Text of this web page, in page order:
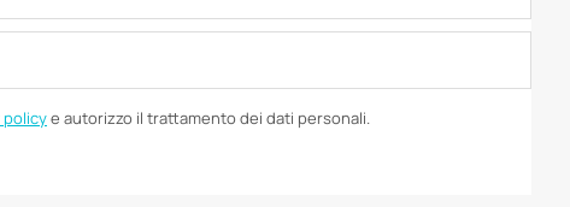
policye autorizzo il trattamento dei dati personali.